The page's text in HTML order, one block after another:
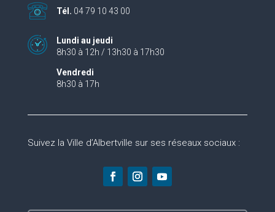
Tél. 04 79 10 43 00
Lundi au jeudi
8h30 à 12h / 13h30 à 17h30
Vendredi
8h30 à 17h
Suivez la Ville d’Albertville sur ses réseaux sociaux :